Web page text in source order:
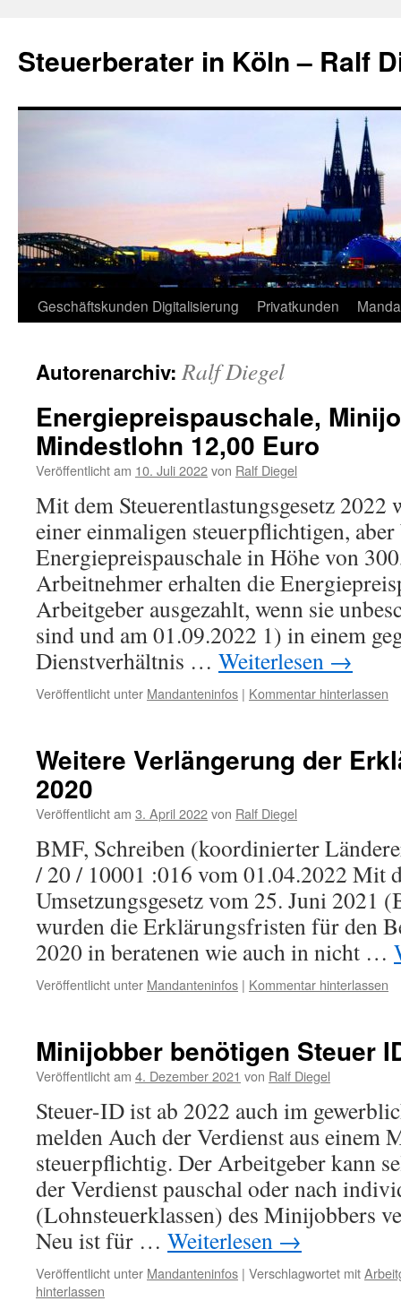
springen
Steuerberater in Köln – Ralf
Geschäftskunden Digitalisierung Privatkunden
Autorenarchiv: Ralf Diegel
Energiepreispauschale,
Mindestlohn 12,00 Euro
Veröffentlicht am 10. Juli 2022von Ralf Diegel
Mit dem Steuerentlastungsgesetz 2022
einer einmaligen steuerpflichtigen,
Energiepreispauschale in Höhe von
Arbeitnehmer erhalten die
Arbeitgeber ausgezahlt, wenn sie
sind und am 01.09.2022 1) in einem
Dienstverhältnis … Weiterlesen →
Veröffentlicht unter Mandanteninfos | Kommentar hinterlassen
Weitere Verlängerung der
2020
Veröffentlicht am 3. April 2022von Ralf Diegel
BMF, Schreiben (koordinierter
/ 20 / 10001 :016 vom 01.04.2022 Mit
Umsetzungsgesetz vom 25. Juni 2021
wurden die Erklärungsfristen für den
2020 in beratenen wie auch in nicht …
Veröffentlicht unter Mandanteninfos | Kommentar hinterlassen
Minijobber benötigen Steuer
Veröffentlicht am 4. Dezember 2021 von Ralf Diegel
Steuer-ID ist ab 2022 auch im
melden Auch der Verdienst aus einem
steuerpflichtig. Der Arbeitgeber kann
der Verdienst pauschal oder nach
(Lohnsteuerklassen) des Minijobbers
Neu ist für … Weiterlesen →
Veröffentlicht unter Mandanteninfos | Verschlagwortet mit
hinterlassen